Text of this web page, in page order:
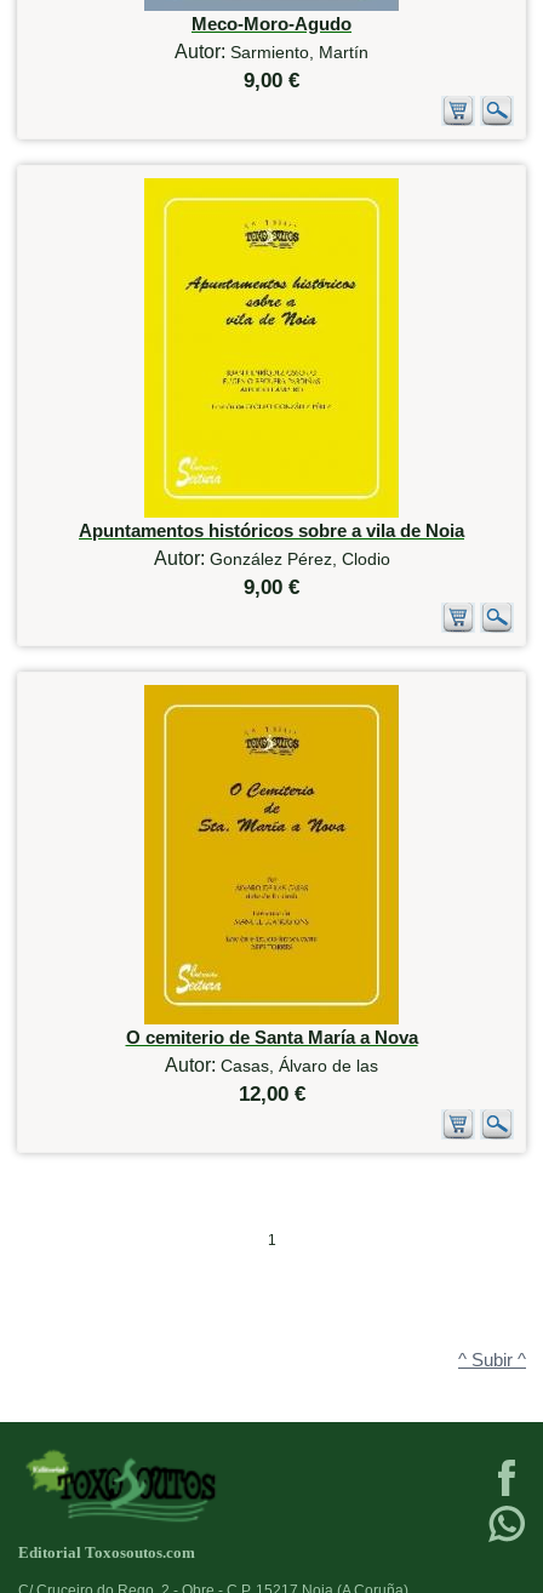
Meco-Moro-Agudo
Autor: Sarmiento, Martín
9,00 €
Apuntamentos históricos sobre a vila de Noia
Autor: González Pérez, Clodio
9,00 €
O cemiterio de Santa María a Nova
Autor: Casas, Álvaro de las
12,00 €
1
^ Subir ^
Editorial Toxosoutos.com